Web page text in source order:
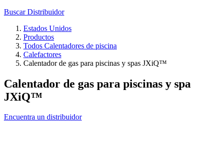
Buscar Distribuidor
Estados Unidos
Productos
Todos Calentadores de piscina
Calefactores
Calentador de gas para piscinas y spas JXiQ™
Calentador de gas para piscinas y spa
JXiQ™
Encuentra un distribuidor